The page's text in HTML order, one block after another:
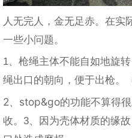
人无完人，金无足赤。在实
一些小问题。
1、枪绳主体不能自如地旋
绳出口的朝向，便于出枪。
2、stop&go的功能不算得
收。 3、因为壳体材质的缘